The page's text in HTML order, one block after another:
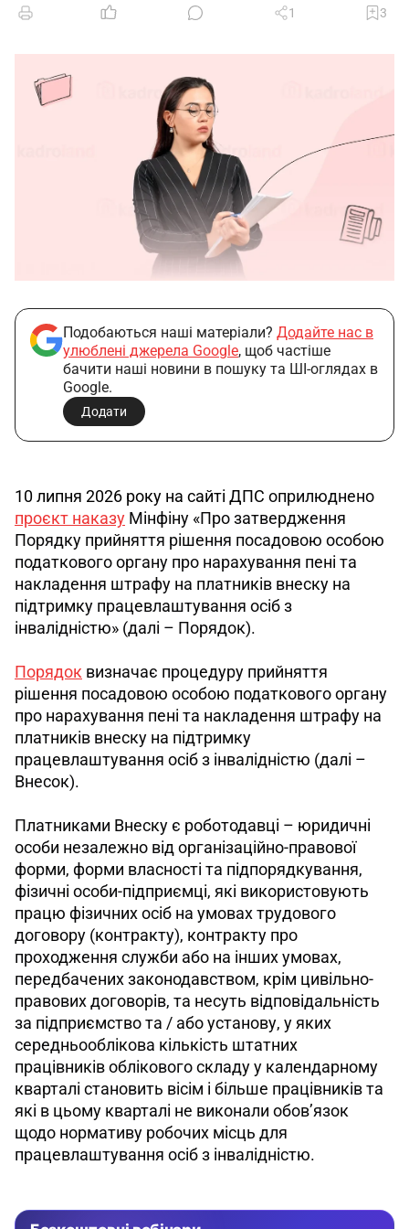
1
3
Подобаються наші матеріали? Додайте нас в
улюблені джерела Google, щоб частіше
бачити наші новини в пошуку та ШІ-оглядах в
Google.
Додати
10 липня 2026 року на сайті ДПС оприлюднено
проєкт наказу Мінфіну «Про затвердження
Порядку прийняття рішення посадовою особою
податкового органу про нарахування пені та
накладення штрафу на платників внеску на
підтримку працевлаштування осіб з
інвалідністю» (далі – Порядок).
Порядок визначає процедуру прийняття
рішення посадовою особою податкового органу
про нарахування пені та накладення штрафу на
платників внеску на підтримку
працевлаштування осіб з інвалідністю (далі –
Внесок).
Платниками Внеску є роботодавці – юридичні
особи незалежно від організаційно-правової
форми, форми власності та підпорядкування,
фізичні особи-підприємці, які використовують
працю фізичних осіб на умовах трудового
договору (контракту), контракту про
проходження служби або на інших умовах,
передбачених законодавством, крім цивільно-
правових договорів, та несуть відповідальність
за підприємство та / або установу, у яких
середньооблікова кількість штатних
працівників облікового складу у календарному
кварталі становить вісім і більше працівників та
які в цьому кварталі не виконали обов’язок
щодо нормативу робочих місць для
працевлаштування осіб з інвалідністю.